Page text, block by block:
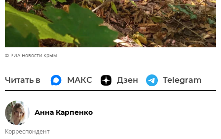
© РИА Новости Крым
Читать в МАКС Дзен Telegram
Анна Карпенко
Корреспондент